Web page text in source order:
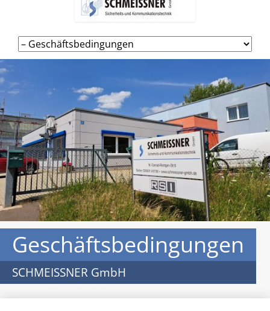
Navigation
überspringen
Geschäftsbedingungen
SCHMEISSNER GmbH